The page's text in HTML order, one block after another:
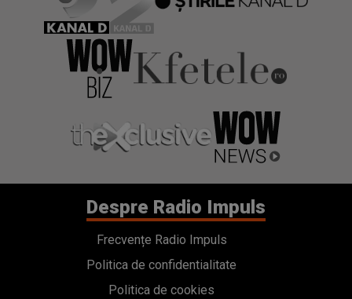
Despre Radio Impuls
Frecvențe Radio Impuls
Politica de confidentialitate
Politica de cookies